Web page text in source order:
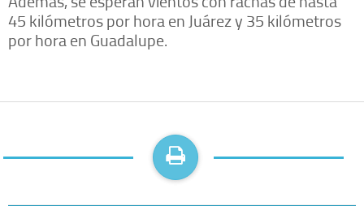
45 kilómetros por hora en Juárez y 35 kilómetros
por hora en Guadalupe.